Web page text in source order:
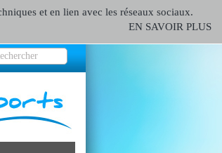
et en lien avec les réseaux sociaux.
EN SAVOIR PLUS